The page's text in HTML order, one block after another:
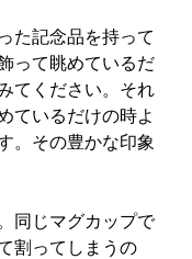
た記念品を持って
って眺めているだ
てください。それ
ているだけの時よ
。その豊かな印象
同じマグカップで
割ってしまうの